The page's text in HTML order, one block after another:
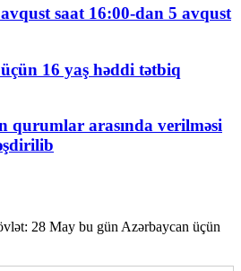
saat 16:00-dan 5 avqust
16 yaş həddi tətbiq
qurumlar arasında verilməsi
28 May bu gün Azərbaycan üçün